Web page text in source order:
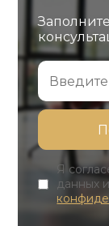
Я
данных